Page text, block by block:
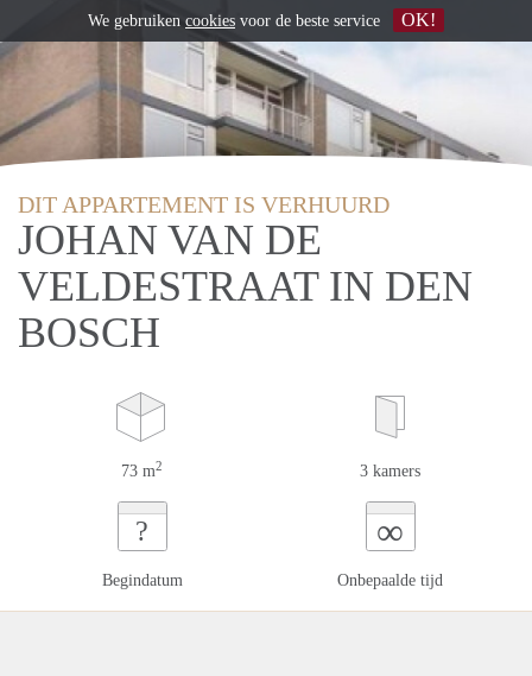
DIT APPARTEMENT IS VERHUURD
JOHAN VAN DE
VELDESTRAAT IN DEN
BOSCH
73 m2 3 kamers
?
Begindatum
∞
Onbepaalde tijd
We gebruiken cookies voor de beste service OK!